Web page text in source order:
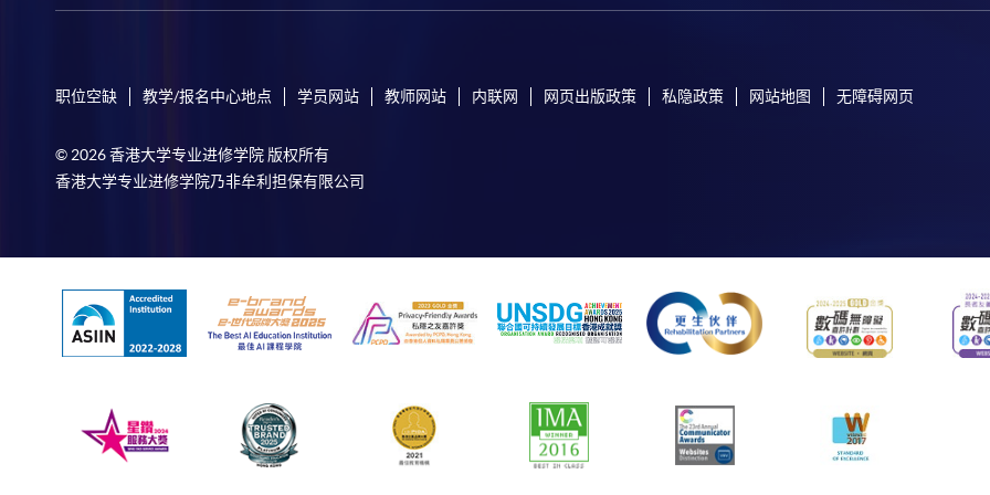
职位空缺 教学/报名中心地点 学员网站 教师网站 内联网 网页出版政策 私隐政策 网站地图 无障碍网页
© 2026 香港大学专业进修学院 版权所有
香港大学专业进修学院乃非牟利担保有限公司